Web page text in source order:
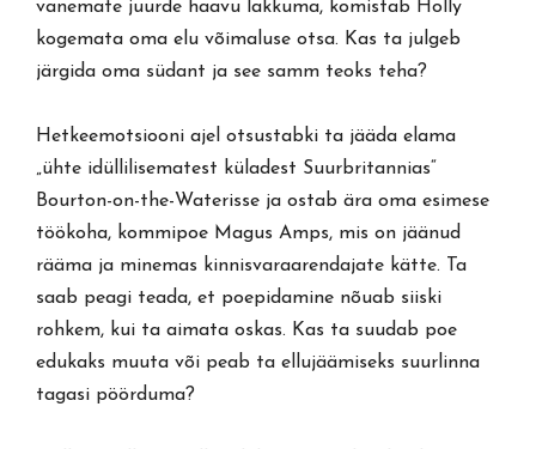
vanemate juurde haavu lakkuma, komistab Holly
kogemata oma elu võimaluse otsa. Kas ta julgeb
järgida oma südant ja see samm teoks teha?
Hetkeemotsiooni ajel otsustabki ta jääda elama
„ühte idüllilisematest küladest Suurbritannias“
Bourton-on-the-Waterisse ja ostab ära oma esimese
töökoha, kommipoe Magus Amps, mis on jäänud
rääma ja minemas kinnisvaraarendajate kätte. Ta
saab peagi teada, et poepidamine nõuab siiski
rohkem, kui ta aimata oskas. Kas ta suudab poe
edukaks muuta või peab ta ellujäämiseks suurlinna
tagasi pöörduma?